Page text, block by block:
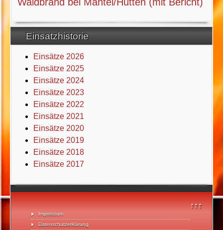
↑↑↑
Impressum
Datenschutzerklärung
Einsatzhistorie
Einsätze 2026
Einsätze 2025
Einsätze 2024
Einsätze 2023
Einsätze 2022
Einsätze 2021
Einsätze 2020
Einsätze 2019
Einsätze 2018
Einsätze 2017